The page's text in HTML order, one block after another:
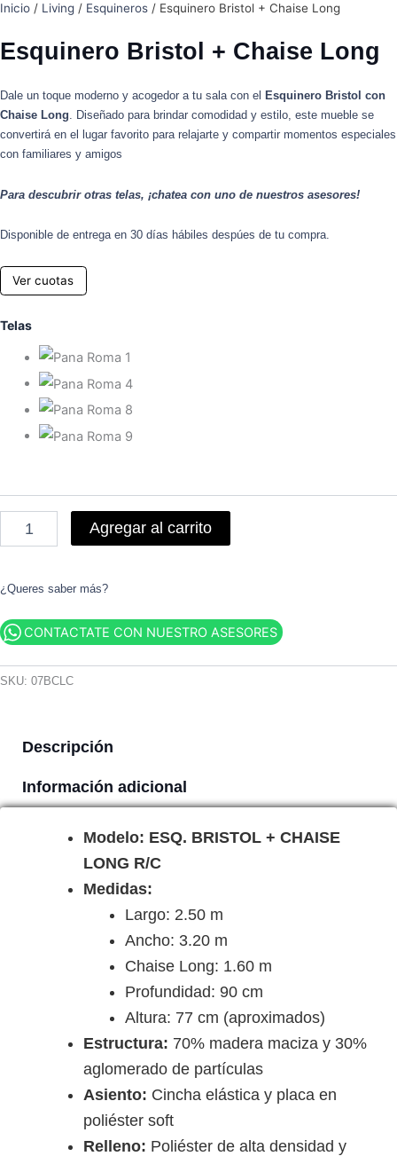
Inicio / Living / Esquineros / Esquinero Bristol + Chaise Long
Esquinero Bristol + Chaise Long
Dale un toque moderno y acogedor a tu sala con el Esquinero Bristol con
Chaise Long. Diseñado para brindar comodidad y estilo, este mueble se
convertirá en el lugar favorito para relajarte y compartir momentos especiales
con familiares y amigos
Para descubrir otras telas, ¡chatea con uno de nuestros asesores!
Disponible de entrega en 30 días hábiles despúes de tu compra.
Ver cuotas
Telas
Agregar al carrito
¿Queres saber más?
CONTACTATE CON NUESTRO ASESORES
SKU: 07BCLC
Descripción
Información adicional
Modelo: ESQ. BRISTOL + CHAISE
LONG R/C
Medidas:
Largo: 2.50 m
Ancho: 3.20 m
Chaise Long: 1.60 m
Profundidad: 90 cm
Altura: 77 cm (aproximados)
Estructura: 70% madera maciza y 30%
aglomerado de partículas
Asiento: Cincha elástica y placa en
poliéster soft
Relleno: Poliéster de alta densidad y